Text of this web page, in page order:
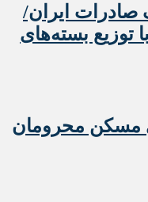
بانک صادرات ایران/
توزیع بسته‌های
مسکن محرومان